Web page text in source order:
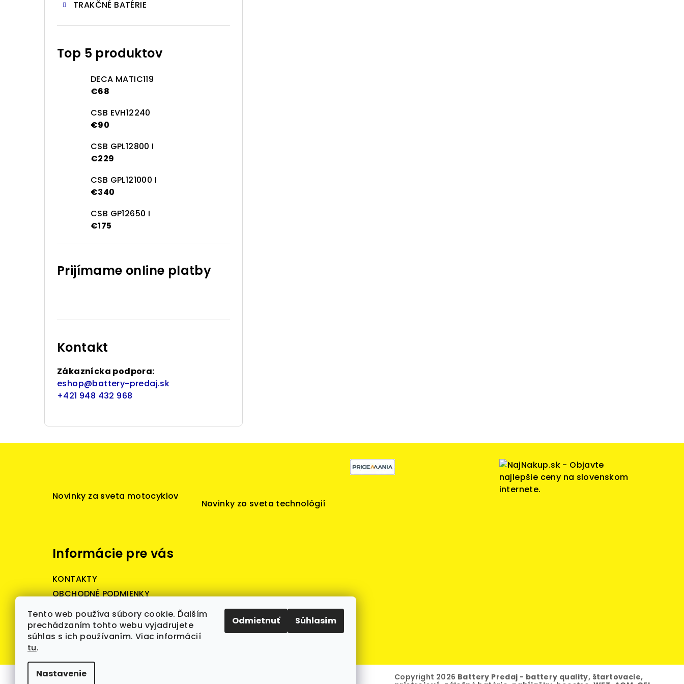
Tento web používa súbory cookie. Ďalším
prechádzaním tohto webu vyjadrujete
súhlas s ich používaním. Viac informácií
tu.
Nastavenie
Odmietnuť Súhlasím
TRAKČNÉ BATÉRIE
Top 5 produktov
DECA MATIC119
€68
CSB EVH12240
€90
CSB GPL12800 I
€229
CSB GPL121000 I
€340
CSB GP12650 I
€175
Prijímame online platby
Kontakt
Zákaznícka podpora:
eshop@battery-predaj.sk
+421 948 432 968
Novinky za sveta motocyklov
Novinky zo sveta technológií
Informácie pre vás
KONTAKTY
OBCHODNÉ PODMIENKY
Reklamačné podmienky
Podmienky ochrany osobných
údajov
Copyright 2026 Battery Predaj - battery quality, štartovacie,